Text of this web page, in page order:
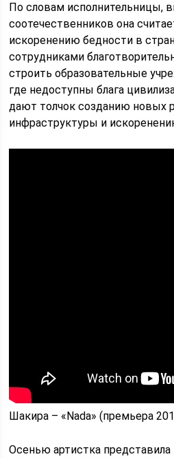
По словам исполнительницы,
соотечественников она
искоренению бедности в
сотрудниками
строить образовательные
где недоступны блага
дают толчок созданию новых
инфраструктуры и
Шакира – «Nada» (премьера
Осенью артистка